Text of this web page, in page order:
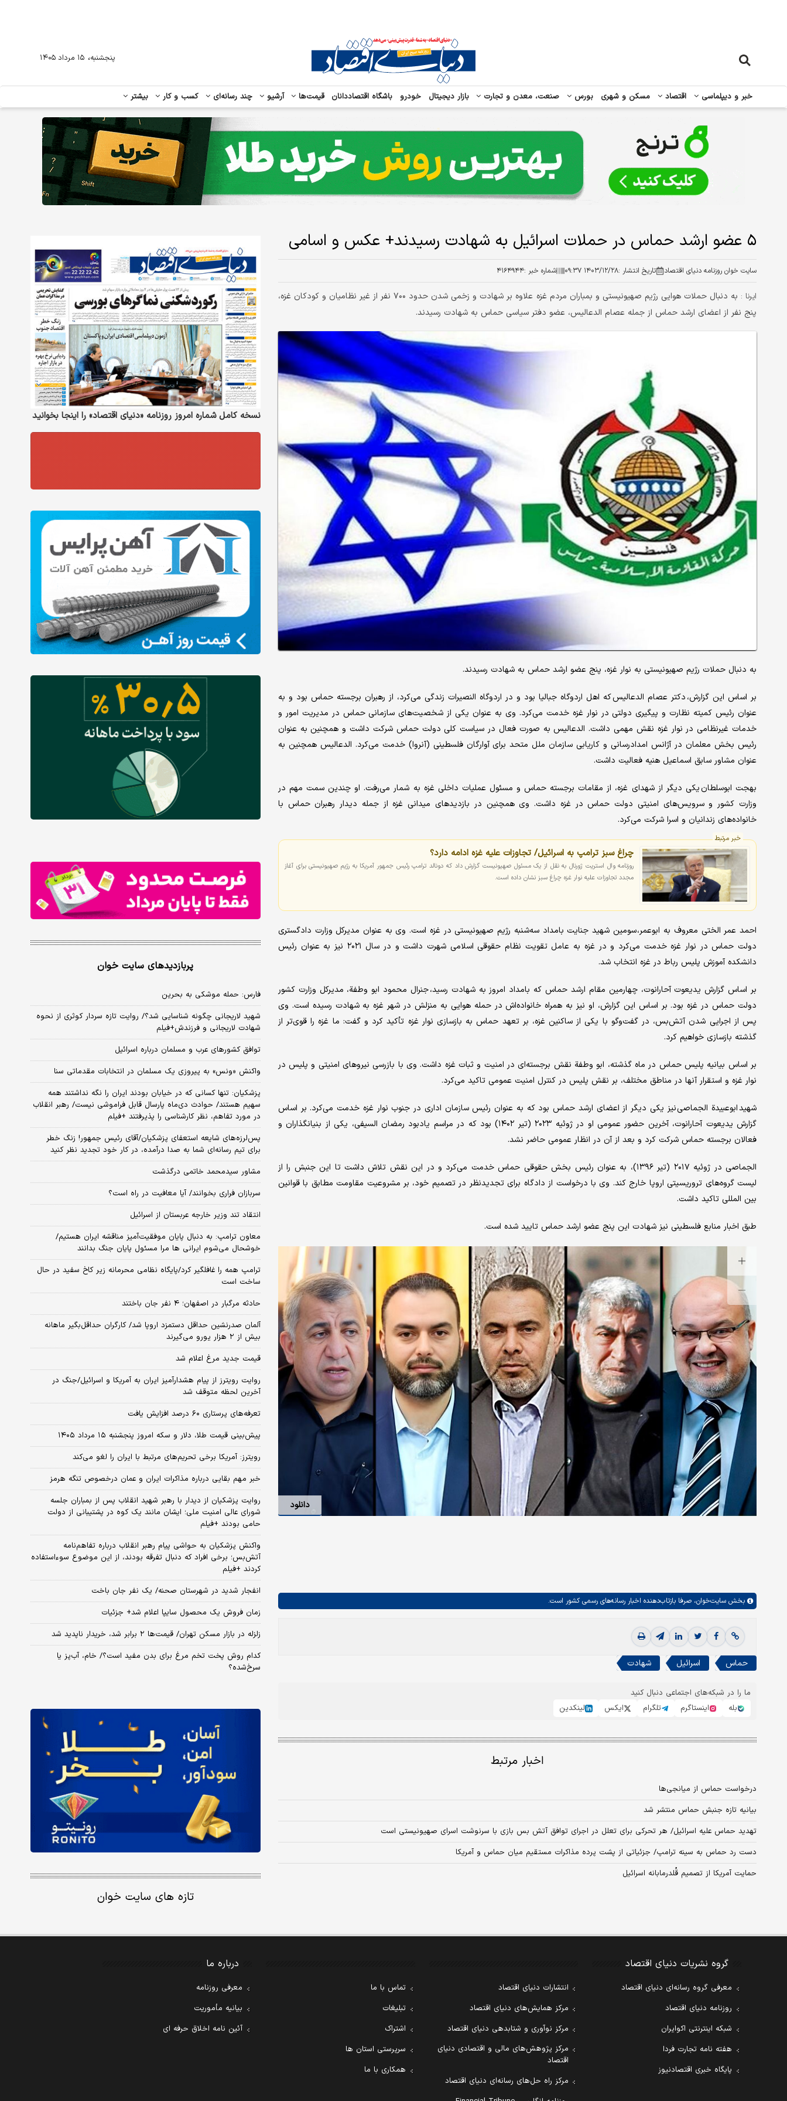
خبر و دیپلماسی اقتصاد مسکن و شهری بورس صنعت، معدن و تجارت بازار دیجیتال خودرو باشگاه اقتصاددانان قیمت‌ها آرشیو چند رسانه‌ای کسب و کار بیشتر
پنجشنبه، ۱۵ مرداد ۱۴۰۵
۵ عضو ارشد حماس در حملات اسرائیل به شهادت رسیدند+ عکس و اسامی
سایت خوان روزنامه دنیای اقتصاد تاریخ انتشار :۱۴۰۳/۱۲/۲۸ ۰۹:۳۷ شماره خبر :۴۱۶۴۹۴۴
ایرنا :
به دنبال حملات هوایی رژیم صهیونیستی و بمباران مردم غزه علاوه بر شهادت و زخمی شدن حدود ۷۰۰ نفر از غیر نظامیان و کودکان غزه،
پنج نفر از اعضای ارشد حماس از جمله عصام الدعالیس، عضو دفتر سیاسی حماس به شهادت رسیدند.
به دنبال حملات رژیم صهیونیستی به نوار غزه، پنج عضو ارشد حماس به شهادت رسیدند.
بر اساس این گزارش، دکتر عصام الدعالیس که اهل اردوگاه جبالیا بود و در اردوگاه النصیرات زندگی می‌کرد، از رهبران برجسته حماس بود و به
عنوان رئیس کمیته نظارت و پیگیری دولتی در نوار غزه خدمت می‌کرد. وی به عنوان یکی از شخصیت‌های سازمانی حماس در مدیریت امور و
خدمات غیرنظامی در نوار غزه نقش مهمی داشت. الدعالیس به صورت فعال در سیاست کلی دولت حماس شرکت داشت و همچنین به عنوان
رئیس بخش معلمان در آژانس امدادرسانی و کاریابی سازمان ملل متحد برای آوارگان فلسطینی (آنروا) خدمت می‌کرد. الدعالیس همچنین به
عنوان مشاور سابق اسماعیل هنیه فعالیت داشت.
بهجت ابوسلطان یکی دیگر از شهدای غزه، از مقامات برجسته حماس و مسئول عملیات داخلی غزه به شمار می‌رفت. او چندین سمت مهم در
وزارت کشور و سرویس‌های امنیتی دولت حماس در غزه داشت. وی همچنین در بازدیدهای میدانی غزه از جمله دیدار رهبران حماس با
خانواده‌های زندانیان و اسرا شرکت می‌کرد.
خبر مرتبط
چراغ سبز ترامپ به اسرائیل/ تجاوزات علیه غزه ادامه دارد؟
روزنامه وال استریت ژورنال به نقل از یک مسئول صهیونیست گزارش داد که دونالد ترامپ رئیس جمهور آمریکا به رژیم صهیونیستی برای آغاز
مجدد تجاوزات علیه نوار غزه چراغ سبز نشان داده است.
احمد عمر الختی معروف به ابوعمر، سومین شهید جنایت بامداد سه‌شنبه رژیم صهیونیستی در غزه است. وی به عنوان مدیرکل وزارت دادگستری
دولت حماس در نوار غزه خدمت می‌کرد و در غزه به عامل تقویت نظام حقوقی اسلامی شهرت داشت و در سال ۲۰۲۱ نیز به عنوان رئیس
دانشکده آموزش پلیس رباط در غزه انتخاب شد.
بر اساس گزارش یدیعوت آحارانوت، چهارمین مقام ارشد حماس که بامداد امروز به شهادت رسید، جنرال محمود ابو وطفة، مدیرکل وزارت کشور
دولت حماس در غزه بود. بر اساس این گزارش، او نیز به همراه خانواده‌اش در حمله هوایی به منزلش در شهر غزه به شهادت رسیده است. وی
پس از اجرایی شدن آتش‌بس، در گفت‌وگو با یکی از ساکنین غزه، بر تعهد حماس به بازسازی نوار غزه تأکید کرد و گفت: ما غزه را قوی‌تر از
گذشته بازسازی خواهیم کرد.
بر اساس بیانیه پلیس حماس در ماه گذشته، ابو وطفة نقش برجسته‌ای در امنیت و ثبات غزه داشت. وی با بازرسی نیروهای امنیتی و پلیس در
نوار غزه و استقرار آنها در مناطق مختلف، بر نقش پلیس در کنترل امنیت عمومی تاکید می‌کرد.
شهید ابوعبیدة الجماصی نیز یکی دیگر از اعضای ارشد حماس بود که به عنوان رئیس سازمان اداری در جنوب نوار غزه خدمت می‌کرد. بر اساس
گزارش یدیعوت آحارانوت، آخرین حضور عمومی او در ژوئیه ۲۰۲۳ (تیر ۱۴۰۲) بود که در مراسم یادبود رمضان السیفی، یکی از بنیانگذاران و
فعالان برجسته حماس شرکت کرد و بعد از آن در انظار عمومی حاضر نشد.
الجماصی در ژوئیه ۲۰۱۷ (تیر ۱۳۹۶)، به عنوان رئیس بخش حقوقی حماس خدمت می‌کرد و در این نقش تلاش داشت تا این جنبش را از
لیست گروه‌های تروریسیتی اروپا خارج کند. وی با درخواست از دادگاه برای تجدیدنظر در تصمیم خود، بر مشروعیت مقاومت مطابق با قوانین
بین المللی تاکید داشت.
طبق اخبار منابع فلسطینی نیز شهادت این پنج عضو ارشد حماس تایید شده است.
دانلود
بخش سایت‌خوان، صرفا بازتاب‌دهنده اخبار رسانه‌های رسمی کشور است.
حماس اسرائیل شهادت
ما را در شبکه‌های اجتماعی دنبال کنید
بله
اینستاگرم تلگرام ایکس لینکدین
اخبار مرتبط
درخواست حماس از میانجی‌ها
بیانیه تازه جنبش حماس منتشر شد
تهدید حماس علیه اسرائیل/ هر تحرکی برای تعلل در اجرای توافق آتش بس بازی با سرنوشت اسرای صهیونیستی است
دست رد حماس به سینه ترامپ/ جزئیاتی از پشت پرده مذاکرات مستقیم میان حماس و آمریکا
حمایت آمریکا از تصمیم قُلدرمابانه اسرائیل
نسخه کامل شماره امروز روزنامه «دنیای‌ اقتصاد» را اینجا بخوانید
پربازدیدهای سایت خوان
فارس: حمله موشکی به بحرین
شهید لاریجانی چگونه شناسایی شد؟/ روایت تازه سردار کوثری از نحوه
شهادت لاریجانی و فرزندش+فیلم
توافق کشورهای عرب و مسلمان درباره اسرائیل
واکنش «ونس» به پیروزی یک مسلمان در انتخابات مقدماتی سنا
پزشکیان: تنها کسانی که در خیابان بودند ایران را نگه نداشتند همه
سهیم هستند/ حوادث دی‌ماه پارسال قابل فراموشی نیست/ رهبر انقلاب
در مورد تفاهم، نظر کارشناسی را پذیرفتند +فیلم
پس‌لرزه‌های شایعه استعفای پزشکیان/آقای رئیس جمهور! زنگ خطر
برای تیم رسانه‌ای شما به صدا درآمده، در کار خود تجدید نظر کنید
مشاور سیدمحمد خاتمی درگذشت
سربازان فراری بخوانند/ آیا معافیت در راه است؟
انتقاد تند وزیر خارجه عربستان از اسرائیل
معاون ترامپ: به دنبال پایان موفقیت‌آمیز مناقشه ایران هستیم/
خوشحال می‌شوم ایرانی ها مرا مسئول پایان جنگ بدانند
ترامپ همه را غافلگیر کرد/پایگاه نظامی محرمانه زیر کاخ سفید در حال
ساخت است
حادثه مرگبار در اصفهان؛ ۴ نفر جان باختند
آلمان صدرنشین حداقل دستمزد اروپا شد/ کارگران حداقل‌بگیر ماهانه
بیش از ۲ هزار یورو می‌گیرند
قیمت جدید مرغ اعلام شد
روایت رویترز از پیام هشدارآمیز ایران به آمریکا و اسرائیل/جنگ در
آخرین لحظه متوقف شد
تعرفه‌های پرستاری ۶۰ درصد افزایش یافت
پیش‌بینی قیمت طلا، دلار و سکه امروز پنجشنبه ۱۵ مرداد ۱۴۰۵
رویترز: آمریکا برخی تحریم‌های مرتبط با ایران را لغو می‌کند
خبر مهم بقایی درباره مذاکرات ایران و عمان درخصوص تنگه هرمز
روایت پزشکیان از دیدار با رهبر شهید انقلاب پس از بمباران جلسه
شورای عالی امنیت ملی؛ ایشان مانند یک کوه در پشتیبانی از دولت
حامی بودند +فیلم
واکنش پزشکیان به حواشی پیام رهبر انقلاب درباره تفاهم‌نامه
آتش‌بس؛ برخی افراد که دنبال تفرقه بودند، از این موضوع سوءاستفاده
کردند +فیلم
انفجار شدید در شهرستان صحنه/ یک نفر جان باخت
زمان فروش یک محصول سایپا اعلام شد+ جزئیات
زلزله در بازار مسکن تهران/ قیمت‌ها ۲ برابر شد، خریدار ناپدید شد
کدام روش پخت تخم مرغ برای بدن مفید است؟/ خام، آب‌پز یا
سرخ‌شده؟
تازه های سایت خوان
گروه نشریات دنیای اقتصاد
معرفی گروه رسانه‌ای دنیای اقتصاد
روزنامه دنیای اقتصاد
شبکه اینترنتی اکوایران
هفته نامه تجارت فردا
پایگاه خبری اقتصادنیوز
انتشارات دنیای اقتصاد
مرکز همایش‌های دنیای اقتصاد
مرکز نوآوری و شتابدهی دنیای اقتصاد
مرکز پژوهش‌های مالی و اقتصادی دنیای
اقتصاد
مرکز راه حل‌های رسانه‌ای دنیای اقتصاد
تماس با ما
تبلیغات
اشتراک
سرپرستی استان ها
همکاری با ما
درباره ما
معرفی روزنامه
بیانیه مأموریت
آئین نامه اخلاق حرفه ای